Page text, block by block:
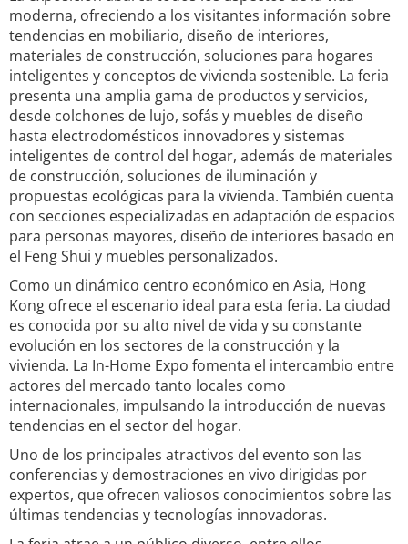
moderna, ofreciendo a los visitantes información sobre
tendencias en mobiliario, diseño de interiores,
materiales de construcción, soluciones para hogares
inteligentes y conceptos de vivienda sostenible. La feria
presenta una amplia gama de productos y servicios,
desde colchones de lujo, sofás y muebles de diseño
hasta electrodomésticos innovadores y sistemas
inteligentes de control del hogar, además de materiales
de construcción, soluciones de iluminación y
propuestas ecológicas para la vivienda. También cuenta
con secciones especializadas en adaptación de espacios
para personas mayores, diseño de interiores basado en
el Feng Shui y muebles personalizados.
Como un dinámico centro económico en Asia, Hong
Kong ofrece el escenario ideal para esta feria. La ciudad
es conocida por su alto nivel de vida y su constante
evolución en los sectores de la construcción y la
vivienda. La In-Home Expo fomenta el intercambio entre
actores del mercado tanto locales como
internacionales, impulsando la introducción de nuevas
tendencias en el sector del hogar.
Uno de los principales atractivos del evento son las
conferencias y demostraciones en vivo dirigidas por
expertos, que ofrecen valiosos conocimientos sobre las
últimas tendencias y tecnologías innovadoras.